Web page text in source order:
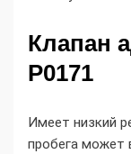
Клапан
P0171
Имеет низкий
пробега может